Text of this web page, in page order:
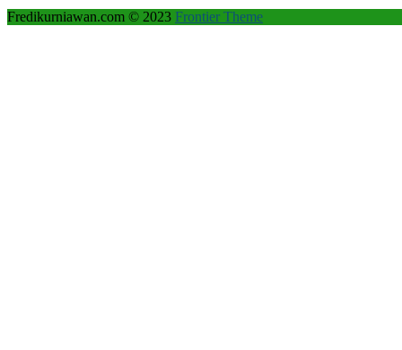
Fredikurniawan.com © 2023 Frontier Theme